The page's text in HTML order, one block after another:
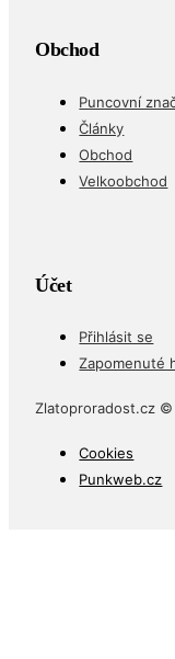
Obchod
Puncovní
Články
Obchod
Velkoobchod
Účet
Přihlásit se
Zapomenuté
Zlatoproradost.cz
Cookies
Punkweb.cz